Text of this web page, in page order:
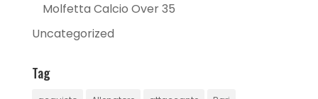
Molfetta Calcio Over 35
Uncategorized
Tag